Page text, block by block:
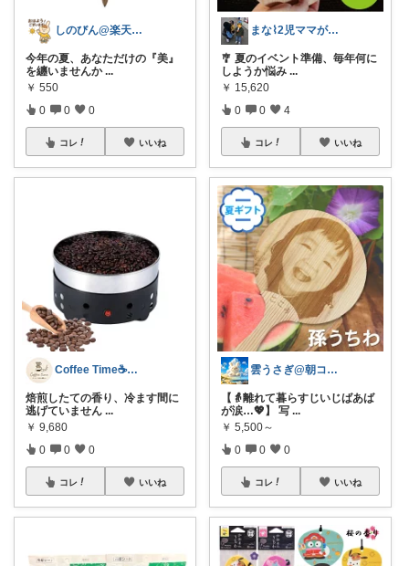
しのびん@楽天Room
今年の夏、あなただけの『美』
を纏いませんか ...
￥ 550
0 0 0
コレ いいね
Coffee Time☕️いいもの研究
焙煎したての香り、冷ます間に
逃げていません ...
￥ 9,680
0 0 0
コレ いいね
まな⌇2児ママが目指すゆとりある暮らし
🎐 夏のイベント準備、毎年何に
しようか悩み ...
￥ 15,620
0 0 4
コレ いいね
雲うさぎ@朝コレ❤良質便利時短グッズ🐰
【👵離れて暮らすじいじばあば
が涙…💖】 写 ...
￥ 5,500～
0 0 0
コレ いいね